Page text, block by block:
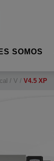
SOMOS
V V4.5 XP